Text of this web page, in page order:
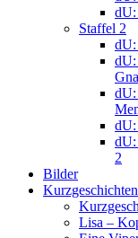
dU:
Staffel 2
dU:
dU:
dU:
dU:
dU:
2
Bilder
Kurzgeschichten
Lisa –